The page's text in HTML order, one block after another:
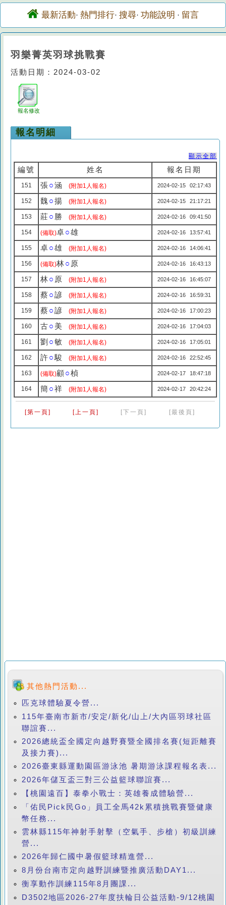
最新活動· 熱門排行· 搜尋· 功能說明 · 留言
羽樂菁英羽球挑戰賽
活動日期：2024-03-02
報名修改
報名明細
顯示全部
編號 姓名 報名日期
151 張○涵 (附加1人報名) 2024-02-15 02:17:43
152 魏 ○揚 (附加1人報名) 2024-02-15 21:17:21
153 莊○ 勝 (附加1人報名) 2024-02-16 09:41:50
154 (備取)卓○雄 2024-02-16 13:57:41
155 卓○雄 (附加1人報名) 2024-02-16 14:06:41
156 (備取)林○ 原 2024-02-16 16:43:13
157 林○ 原 (附加1人報名) 2024-02-16 16:45:07
158 蔡○諺 (附加1人報名) 2024-02-16 16:59:31
159 蔡○諺 (附加1人報名) 2024-02-16 17:00:23
160 古○ 美 (附加1人報名) 2024-02-16 17:04:03
161 劉 ○敏 (附加1人報名) 2024-02-16 17:05:01
162 許○駿 (附加1人報名) 2024-02-16 22:52:45
163 (備取)顧○楨 2024-02-17 18:47:18
164 簡 ○祥 (附加1人報名) 2024-02-17 20:42:24
[第一頁] [上一頁] [下一頁] [最後頁]
其他熱門活動...
匹克球體驗夏令營...
115年臺南市新市/安定/新化/山上/大內區羽球社區
聯誼賽...
2026總統盃全國定向越野賽暨全國排名賽(短距離賽
及接力賽)...
2026臺東縣運動園區游泳池 暑期游泳課程報名表...
2026年儲互盃三對三公益籃球聯誼賽...
【桃園遠百】泰拳小戰士：英雄養成體驗營...
「佑民Pick民Go」員工全馬42k累積挑戰賽暨健康
幣任務...
雲林縣115年神射手射擊（空氣手、步槍）初級訓練
營...
2026年歸仁國中暑假籃球精進營...
8月份台南市定向越野訓練暨推廣活動DAY1...
衡享動作訓練115年8月團課...
D3502地區2026-27年度扶輪日公益活動-9/12桃園